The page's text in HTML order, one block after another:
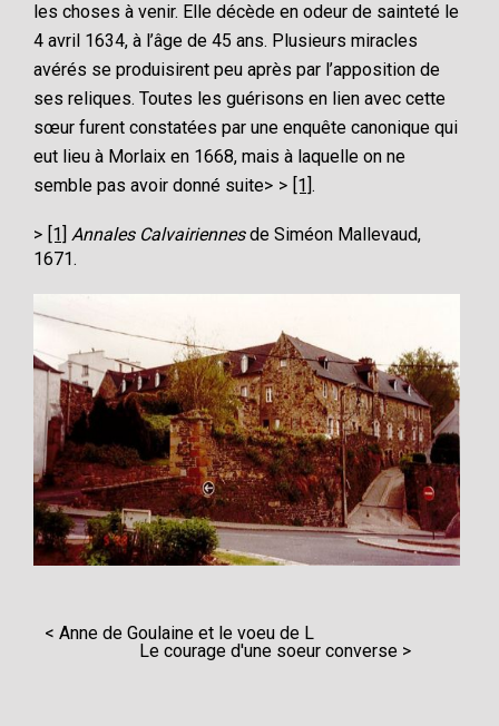
les choses à venir. Elle décède en odeur de sainteté le
4 avril 1634, à l’âge de 45 ans. Plusieurs miracles
avérés se produisirent peu après par l’apposition de
ses reliques. Toutes les guérisons en lien avec cette
sœur furent constatées par une enquête canonique qui
eut lieu à Morlaix en 1668, mais à laquelle on ne
semble pas avoir donné suite
[1].
[1] Annales Calvairiennesde Siméon Mallevaud,
1671.
< Anne de Goulaine et le voeu de L
Le courage d'une soeur converse >